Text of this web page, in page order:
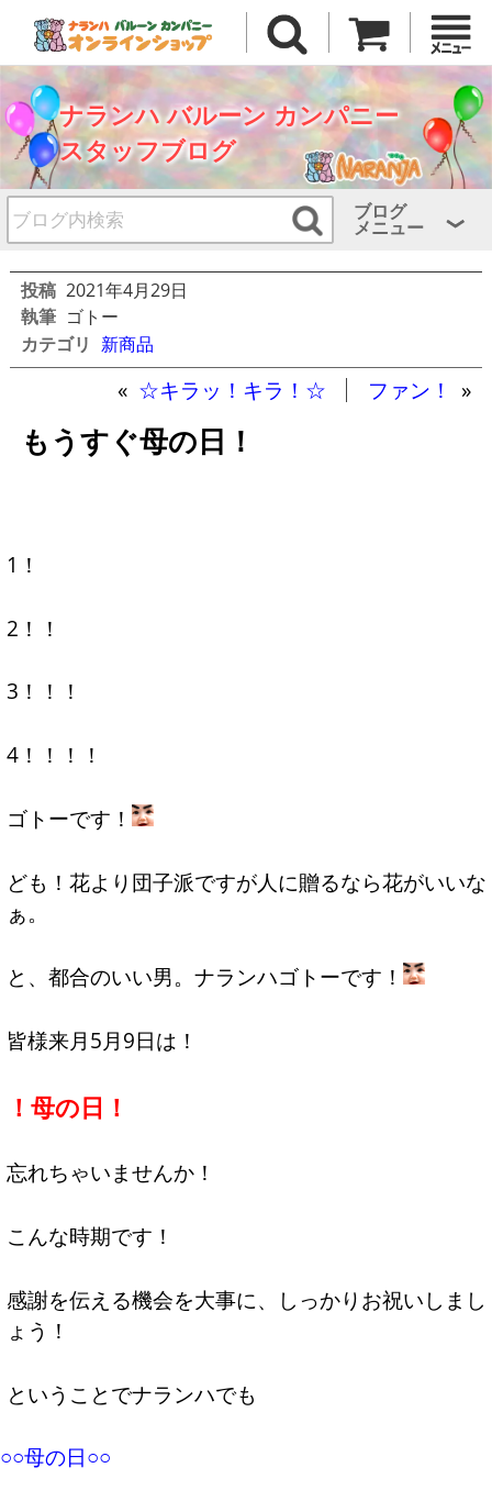
ナランハ バルーン カンパニー
スタッフブログ
ブログ
メニュー
投稿 2021年4月29日
執筆 ゴトー
カテゴリ 新商品
« ☆キラッ！キラ！☆ ファン！ »
もうすぐ母の日！
1！
2！！
3！！！
4！！！！
ゴトーです！
ども！花より団子派ですが人に贈るなら花がいいな
ぁ。
と、都合のいい男。ナランハゴトーです！
皆様来月5月9日は！
！母の日！
忘れちゃいませんか！
こんな時期です！
感謝を伝える機会を大事に、しっかりお祝いしまし
ょう！
ということでナランハでも
○○母の日○○